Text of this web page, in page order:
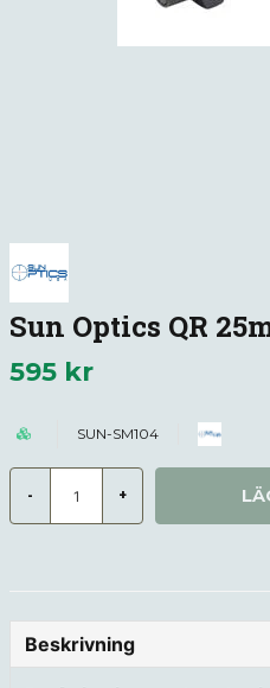
Sun Optics QR
595 kr
SUN-SM104
- +
Beskrivning